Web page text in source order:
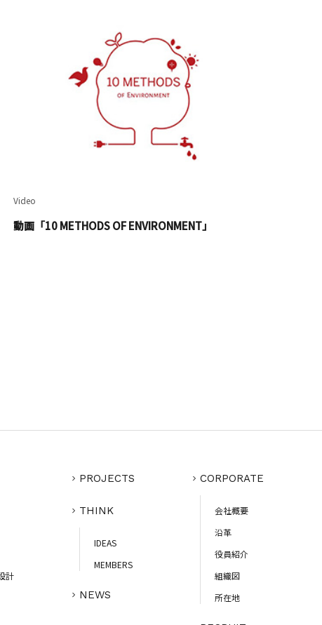
Video
動画「10 METHODS OF ENVIRONMENT」
計
PROJECTS
THINK
IDEAS
MEMBERS
NEWS
CORPORATE
会社概要
沿革
役員紹介
組織図
所在地